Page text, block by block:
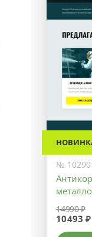
№
14990 ₽
10493 ₽